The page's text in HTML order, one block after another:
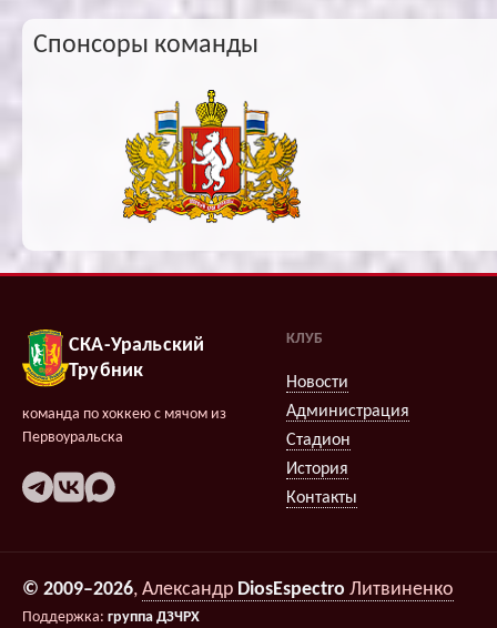
Спонсоры команды
СКА-Уральский
Трубник
команда по хоккею с мячом из
Первоуральска
КЛУБ
Новости
Администрация
Стадион
История
Контакты
© 2009–2026, Александр DiosEspectro Литвиненко
Поддержка: группа ДЗЧРХ